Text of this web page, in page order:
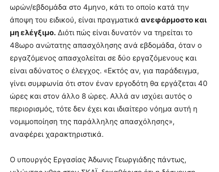
ωρών/εβδομάδα στο 4μηνο, κάτι το οποίο κατά την
άποψη του ειδικού, είναι πραγματικά ανεφάρμοστο και
μη ελέγξιμο. Διότι πώς είναι δυνατόν να τηρείται το
48ωρο ανώτατης απασχόλησης ανά εβδομάδα, όταν ο
εργαζόμενος απασχολείται σε δύο εργαζόμενους και
είναι αδύνατος ο έλεγχος. «Εκτός αν, για παράδειγμα,
γίνει συμφωνία ότι στον έναν εργοδότη θα εργάζεται 40
ώρες και στον άλλο 8 ώρες. Αλλά αν ισχύει αυτός ο
περιορισμός, τότε δεν έχει και ιδιαίτερο νόημα αυτή η
νομιμοποίηση της παράλληλης απασχόλησης»,
αναφέρει χαρακτηριστικά.
Ο υπουργός Εργασίας Άδωνις Γεωργιάδης πάντως,